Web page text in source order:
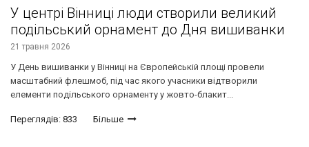
У центрі Вінниці люди створили великий
подільський орнамент до Дня вишиванки
21 травня 2026
У День вишиванки у Вінниці на Європейській площі провели
масштабний флешмоб, під час якого учасники відтворили
елементи подільського орнаменту у жовто-блакит...
Переглядів: 833 Більше